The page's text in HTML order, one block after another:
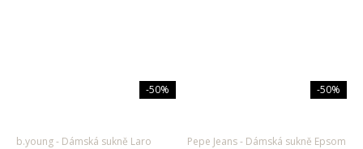
-50%
b.young
Dámská sukně Laro
-50%
Pepe Jeans
Dámská sukně Epsom